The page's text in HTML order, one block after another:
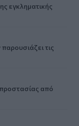
εγκληματικής
τις
από